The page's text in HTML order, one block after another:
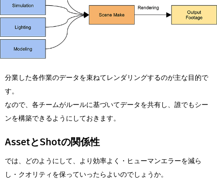
分業した各作業のデータを束ねてレンダリングするのが主な目的で
す。
なので、各チームがルールに基づいてデータを共有し、誰でもシー
ンを構築できるようにしておきます。
AssetとShotの関係性
では、どのようにして、より効率よく・ヒューマンエラーを減ら
し・クオリティを保っていったらよいのでしょうか。